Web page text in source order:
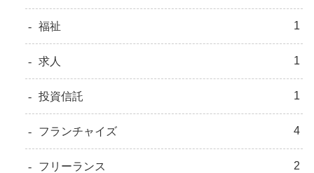
福祉 1
求人 1
投資信託 1
フランチャイズ 4
フリーランス 2